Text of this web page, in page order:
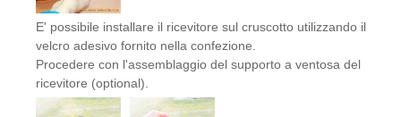
E' possibile installare il ricevitore sul cruscotto utilizzando il
velcro adesivo fornito nella confezione.
Procedere con l'assemblaggio del supporto a ventosa del
ricevitore (optional).